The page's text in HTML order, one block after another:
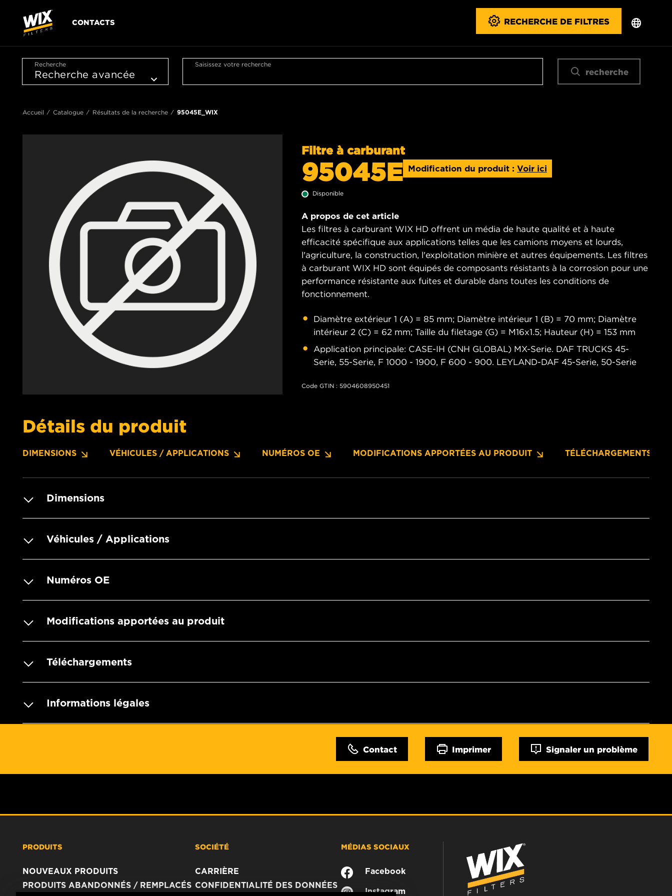
CONTACTS RECHERCHE DE FILTRES
Recherche Saisissez votre recherche
recherche
Accueil Catalogue Résultats de la recherche 95045E_WIX
Filtre à carburant
95045E Modification du produit : Voir ici
Disponible
A propos de cet article
Les filtres à carburant WIX HD offrent un média de haute qualité et à haute
efficacité spécifique aux applications telles que les camions moyens et lourds,
l'agriculture, la construction, l'exploitation minière et autres équipements. Les filtres
à carburant WIX HD sont équipés de composants résistants à la corrosion pour une
performance résistante aux fuites et durable dans toutes les conditions de
fonctionnement.
Diamètre extérieur 1 (A) = 85 mm; Diamètre intérieur 1 (B) = 70 mm; Diamètre
intérieur 2 (C) = 62 mm; Taille du filetage (G) = M16x1.5; Hauteur (H) = 153 mm
Application principale: CASE-IH (CNH GLOBAL) MX-Serie. DAF TRUCKS 45-
Serie, 55-Serie, F 1000 - 1900, F 600 - 900. LEYLAND-DAF 45-Serie, 50-Serie
Code GTIN : 5904608950451
Détails du produit
DIMENSIONS VÉHICULES / APPLICATIONS NUMÉROS OE MODIFICATIONS APPORTÉES AU PRODUIT TÉLÉCHARGEMENTS
Dimensions
Véhicules / Applications
Numéros OE
Modifications apportées au produit
Téléchargements
Informations légales
Contact Imprimer Signaler un problème
PRODUITS
NOUVEAUX PRODUITS
PRODUITS ABANDONNÉS / REMPLACÉS
SOCIÉTÉ
CARRIÈRE
CONFIDENTIALITÉ DES DONNÉES
MÉDIAS SOCIAUX
Facebook
Instagram